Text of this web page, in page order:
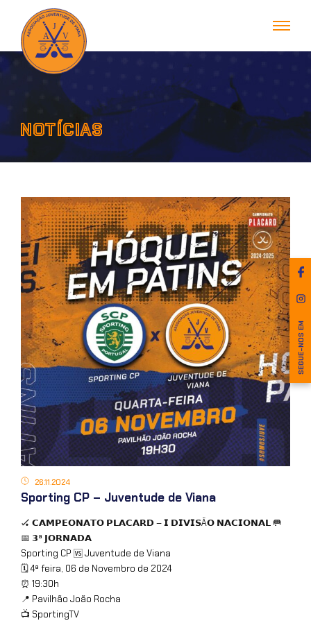
SEGUE-NOS EM
NOTÍCIAS
26.11.2024
Sporting CP – Juventude de Viana
🏑 𝗖𝗔𝗠𝗣𝗘𝗢𝗡𝗔𝗧𝗢 𝗣𝗟𝗔𝗖𝗔𝗥𝗗 – 𝗜 𝗗𝗜𝗩𝗜𝗦Ã𝗢 𝗡𝗔𝗖𝗜𝗢𝗡𝗔𝗟 🥅
📅 𝟯ª 𝗝𝗢𝗥𝗡𝗔𝗗𝗔
Sporting CP 🆚 Juventude de Viana
🗓️ 4ª feira, 06 de Novembro de 2024
⏰ 19:30h
📍 Pavilhão João Rocha
📺 SportingTV